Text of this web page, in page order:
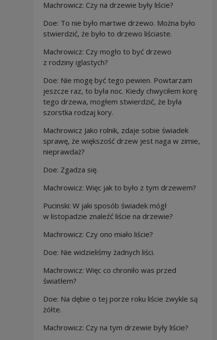
Machrowicz: Czy na drzewie były liście?
Doe: To nie było martwe drzewo. Można było
stwierdzić, że było to drzewo liściaste.
Machrowicz: Czy mogło to być drzewo
z rodziny iglastych?
Doe: Nie mogę być tego pewien. Powtarzam
jeszcze raz, to była noc. Kiedy chwyciłem korę
tego drzewa, mogłem stwierdzić, że była
szorstka rodzaj kory.
Machrowicz Jako rolnik, zdaje sobie świadek
sprawę, że większość drzew jest naga w zimie,
nieprawdaż?
Doe: Zgadza się.
Machrowicz: Więc jak to było z tym drzewem?
Pucinski: W jaki sposób świadek mógł
w listopadzie znaleźć liście na drzewie?
Machrowicz: Czy ono miało liście?
Doe: Nie widzieliśmy żadnych liści.
Machrowicz: Więc co chroniło was przed
światłem?
Doe: Na dębie o tej porze roku liście zwykle są
żółte.
Machrowicz: Czy na tym drzewie były liście?